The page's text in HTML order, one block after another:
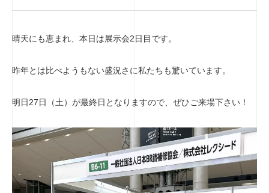
News
Service 製品・サービス
Company
Recruit 求人情報
晴天にも恵まれ、本日は展示会2日目です。
昨年とは比べようもない盛況さに私たちも驚いています。
明日27日（土）が最終日となりますので、ぜひご来場下さい！